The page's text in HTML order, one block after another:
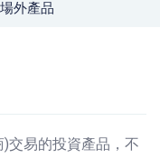
場外產品
交易的投資產品，不